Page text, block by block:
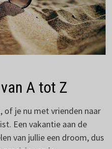
A tot Z
of je nu met vrienden naar
Een vakantie aan de
van jullie een droom, dus